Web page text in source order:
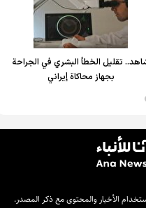
تقليل الخطأ البشري في الجراحة
بجهاز محاكاة إيراني
الأخبار والمحتوى مع ذكر المصدر.